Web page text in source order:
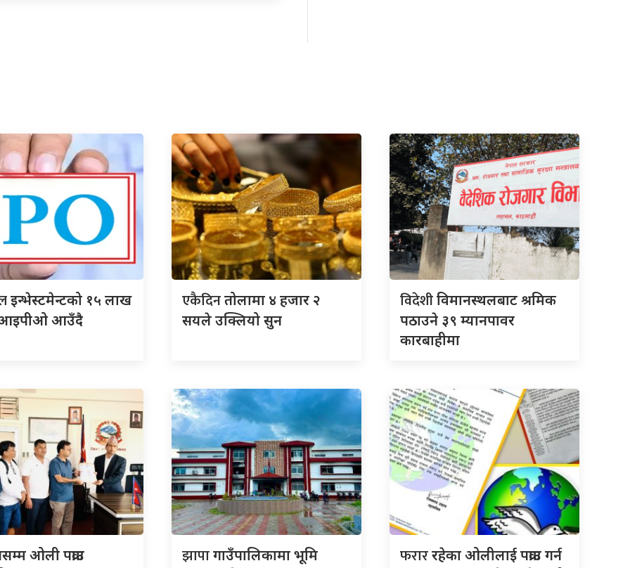
इन्भेस्टमेन्टको १५ लाख
आइपीओ आउँदै
एकैदिनतोलामा ४ हजार २
सयले उक्लियो सुन
विदेशीविमानस्थलबाट श्रमिक
पठाउने ३९ म्यानपावर
कारबाहीमा
ओली पक्राउ
झापागाउँपालिकामा भूमि
फराररहेका ओलीलाई पक्राउ गर्न